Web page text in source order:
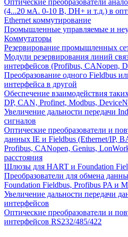
Оптические преобразователи
(4...20 мА. 0-10 В, DH+ и т.д.) в
Ethernet коммутирование
Промышленные управляемые и
Коммутаторы
Резервирование промышленных
Модули резервирования линий
интерфейсов (Profibus, CANopen,
Преобразование одного Fieldbus
интерфейса в другой
Обеспечение взаимодействия
DP, CAN, Profinet, Modbus,
Увеличение дальности передачи
сигналов
Оптические преобразователи и
данных IE и Fieldbus (Ethernet/IP,
Profibus, CANopen, Genius,
расстояния
Шлюзы для HART и Foundation
Преобразователи для обмена
Foundation Fieldbus, Profibus PA и
Увеличение дальности передачи
интерфейсов
Оптические преобразователи и
интерфейсов RS232/485/422